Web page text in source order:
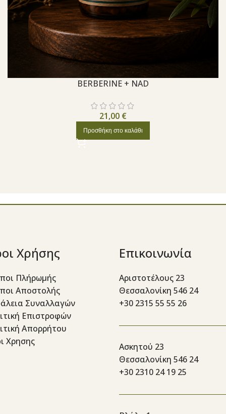
BERBERINE + NAD
21,00 €
Προσθήκη στο καλάθι
Χρήσης
Πλήρωμής
Αποστολής
Συναλλαγών
Επιστροφών
Απορρήτου
Χρησης
Επικοινωνία
Αριστοτέλους 23
Θεσσαλονίκη 546 24
+30 2315 55 55 26
Ασκητού 23
Θεσσαλονίκη 546 24
+30 2310 24 19 25